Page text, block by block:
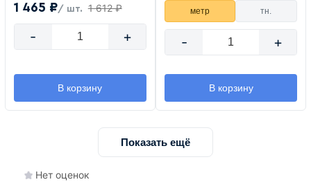
1 465 ₽/ шт. 1 612 ₽
- +
В корзину
метр тн.
- +
В корзину
Показать ещё
Нет оценок